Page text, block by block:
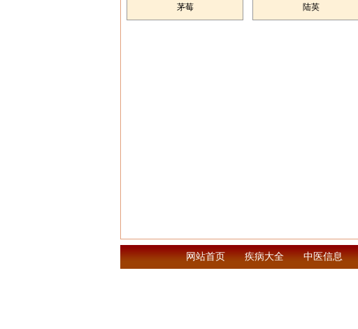
茅莓 陆英
网站首页 疾病大全 中医信息